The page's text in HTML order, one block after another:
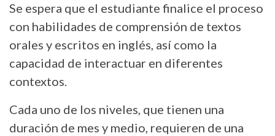
Se espera que el estudiante finalice el proceso
con habilidades de comprensión de textos
orales y escritos en inglés, así como la
capacidad de interactuar en diferentes
contextos.
Cada uno de los niveles, que tienen una
duración de mes y medio, requieren de una